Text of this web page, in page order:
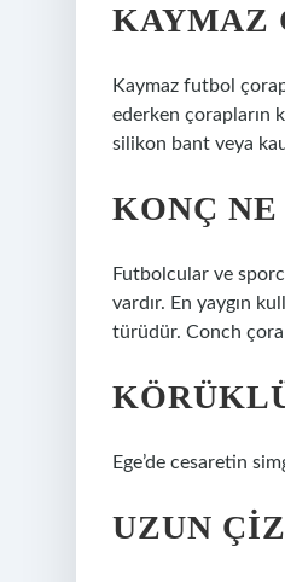
KAYMAZ
Kaymaz futbol
ederken çorapların
silikon bant veya
KONÇ
Futbolcular ve
vardır. En yaygın
türüdür. Conch
Ege’de cesaretin
UZUN